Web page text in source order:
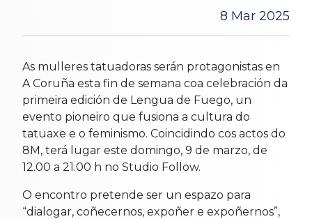
8 Mar 2025
As mulleres tatuadoras serán protagonistas en
A Coruña esta fin de semana coa celebración da
primeira edición de Lengua de Fuego, un
evento pioneiro que fusiona a cultura do
tatuaxe e o feminismo. Coincidindo cos actos do
8M, terá lugar este domingo, 9 de marzo, de
12.00 a 21.00 h no Studio Follow.
O encontro pretende ser un espazo para
“dialogar, coñecernos, expoñer e expoñernos”,